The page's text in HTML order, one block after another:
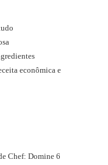
econômica e
Chef: Domine 6